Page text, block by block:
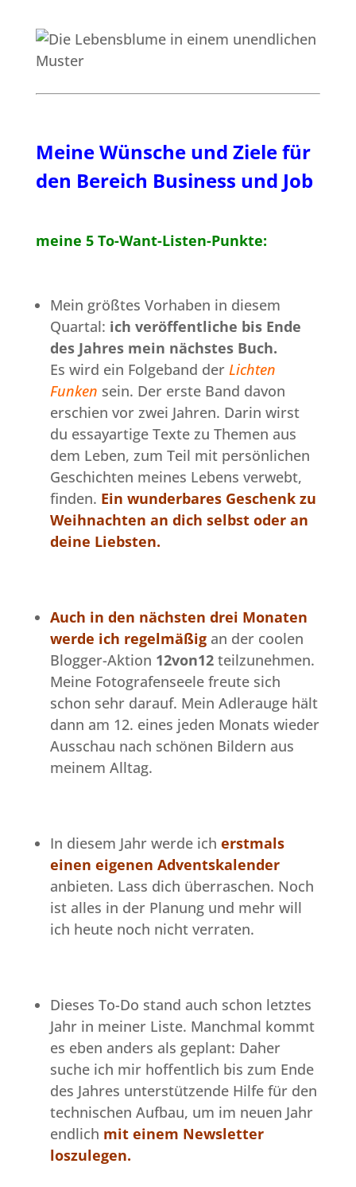
Meine Wünsche und Ziele für
den Bereich Business und Job
meine 5 To-Want-Listen-Punkte:
Mein größtes Vorhaben in diesem
Quartal: ich veröffentliche bis Ende
des Jahres mein nächstes Buch.
Es wird ein Folgeband der Lichten
Funken sein. Der erste Band davon
erschien vor zwei Jahren. Darin wirst
du essayartige Texte zu Themen aus
dem Leben, zum Teil mit persönlichen
Geschichten meines Lebens verwebt,
finden. Ein wunderbares Geschenk zu
Weihnachten an dich selbst oder an
deine Liebsten.
Auch in den nächsten drei Monaten
werde ich regelmäßigan der coolen
Blogger-Aktion 12von12teilzunehmen.
Meine Fotografenseele freute sich
schon sehr darauf. Mein Adlerauge hält
dann am 12. eines jeden Monats wieder
Ausschau nach schönen Bildern aus
meinem Alltag.
In diesem Jahr werde ich erstmals
einen eigenen Adventskalender
anbieten. Lass dich überraschen. Noch
ist alles in der Planung und mehr will
ich heute noch nicht verraten.
Dieses To-Do stand auch schon letztes
Jahr in meiner Liste. Manchmal kommt
es eben anders als geplant: Daher
suche ich mir hoffentlich bis zum Ende
des Jahres unterstützende Hilfe für den
technischen Aufbau, um im neuen Jahr
endlich mit einem Newsletter
loszulegen.